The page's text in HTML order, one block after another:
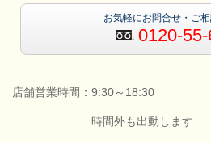
お気軽にお問合せ・ご
0120-
店舗営業時間：9:30～18:30
時間外も出動します